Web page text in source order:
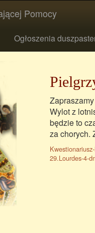
Pomocy
Ogłoszenia
Wylot z
będzie to
za chorych.
29.Lourdes-4-